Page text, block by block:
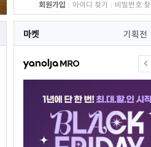
회원가입 아이디 찾기 비밀번호 찾
마켓 기획전